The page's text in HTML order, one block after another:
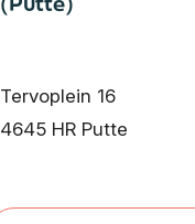
Tervoplein 16
4645 HR Putte